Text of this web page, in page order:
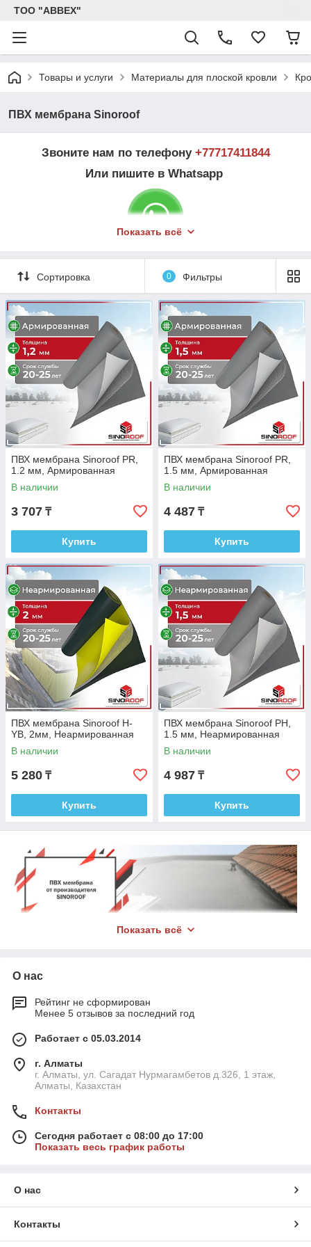
ТОО "ABBEX"
Товары и услуги Материалы для плоской кровли
ПВХ мембрана Sinoroof
Звоните нам по телефону +77717411844
Или пишите в Whatsapp
Показать всё
Сортировка 0 Фильтры
ПВХ мембрана Sinoroof PR,
1.2 мм, Армированная
В наличии
3 707 ₸
Купить
ПВХ мембрана Sinoroof PR,
1.5 мм, Армированная
В наличии
4 487 ₸
Купить
ПВХ мембрана Sinoroof H-
YB, 2мм, Неармированная
В наличии
5 280 ₸
Купить
ПВХ мембрана Sinoroof PH,
1.5 мм, Неармированная
В наличии
4 987 ₸
Купить
наличии армированная мембрана толщиной 1.2 и 1,5, и
упакована в удобные для транспортировки, хранения и
применения рулоны шириной 2 м и длиной 15 и 20 м. Наша
компания осуществляет
кровельпод ключ. Чтобы заказать ПВХ мембрану или услугу
её монтажа прямо сейчас, позвоните нам на номер
телефона+77055756075.
О производителе
Показать всё
О нас
Рейтинг не сформирован
Менее 5 отзывов за последний год
Работает с 05.03.2014
г. Алматы
г. Алматы, ул. Сагадат Нурмагамбетов д.326, 1 этаж,
Алматы, Казахстан
Контакты
Сегодня работает с 08:00 до 17:00
Показать весь график работы
О нас
Контакты